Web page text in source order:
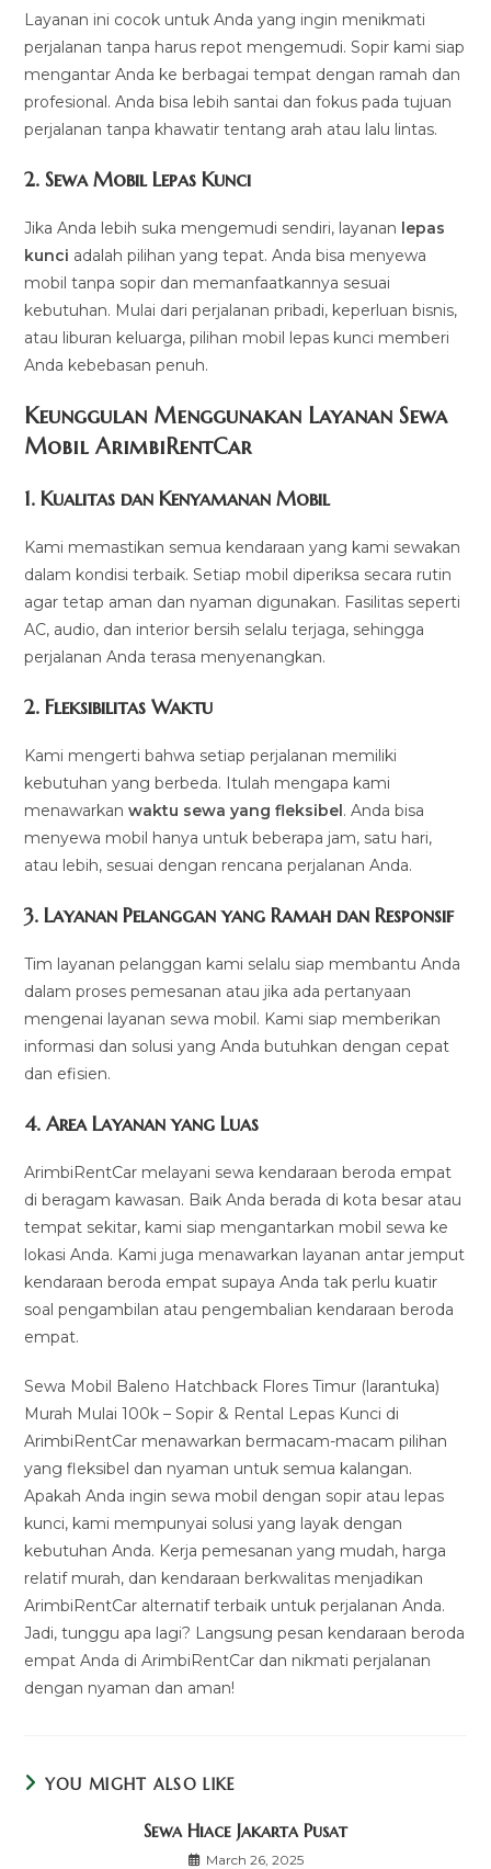
Layanan ini cocok untuk Anda yang ingin menikmati
perjalanan tanpa harus repot mengemudi. Sopir kami siap
mengantar Anda ke berbagai tempat dengan ramah dan
profesional. Anda bisa lebih santai dan fokus pada tujuan
perjalanan tanpa khawatir tentang arah atau lalu lintas.
2.Sewa Mobil Lepas Kunci
Jika Anda lebih suka mengemudi sendiri, layanan lepas
kunci adalah pilihan yang tepat. Anda bisa menyewa
mobil tanpa sopir dan memanfaatkannya sesuai
kebutuhan. Mulai dari perjalanan pribadi, keperluan bisnis,
atau liburan keluarga, pilihan mobil lepas kunci memberi
Anda kebebasan penuh.
Keunggulan Menggunakan Layanan Sewa
Mobil ArimbiRentCar
1.Kualitas dan Kenyamanan Mobil
Kami memastikan semua kendaraan yang kami sewakan
dalam kondisi terbaik. Setiap mobil diperiksa secara rutin
agar tetap aman dan nyaman digunakan. Fasilitas seperti
AC, audio, dan interior bersih selalu terjaga, sehingga
perjalanan Anda terasa menyenangkan.
2.Fleksibilitas Waktu
Kami mengerti bahwa setiap perjalanan memiliki
kebutuhan yang berbeda. Itulah mengapa kami
menawarkanwaktu sewa yang fleksibel. Anda bisa
menyewa mobil hanya untuk beberapa jam, satu hari,
atau lebih, sesuai dengan rencana perjalanan Anda.
3.Layanan Pelanggan yang Ramah dan Responsif
Tim layanan pelanggan kami selalu siap membantu Anda
dalam proses pemesanan atau jika ada pertanyaan
mengenai layanan sewa mobil. Kami siap memberikan
informasi dan solusi yang Anda butuhkan dengan cepat
dan efisien.
4.Area Layanan yang Luas
ArimbiRentCar melayani sewa kendaraan beroda empat
di beragam kawasan. Baik Anda berada di kota besar atau
tempat sekitar, kami siap mengantarkan mobil sewa ke
lokasi Anda. Kami juga menawarkan layanan antar jemput
kendaraan beroda empat supaya Anda tak perlu kuatir
soal pengambilan atau pengembalian kendaraan beroda
empat.
Sewa Mobil Baleno Hatchback Flores Timur (larantuka)
Murah Mulai 100k – Sopir & Rental Lepas Kunci di
ArimbiRentCar menawarkan bermacam-macam pilihan
yang fleksibel dan nyaman untuk semua kalangan.
Apakah Anda ingin sewa mobil dengan sopir atau lepas
kunci, kami mempunyai solusi yang layak dengan
kebutuhan Anda. Kerja pemesanan yang mudah, harga
relatif murah, dan kendaraan berkwalitas menjadikan
ArimbiRentCar alternatif terbaik untuk perjalanan Anda.
Jadi, tunggu apa lagi? Langsung pesan kendaraan beroda
empat Anda di ArimbiRentCar dan nikmati perjalanan
dengan nyaman dan aman!
YOU MIGHT ALSO LIKE
Sewa Hiace Jakarta Pusat
March 26, 2025